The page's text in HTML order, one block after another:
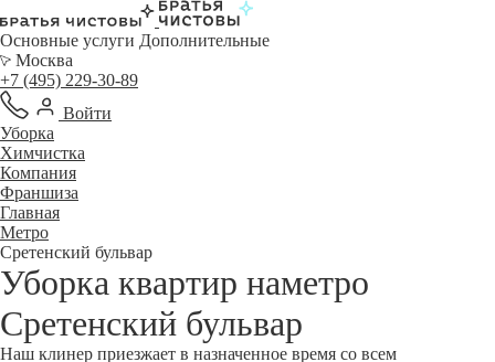
Основные услуги Дополнительные
Москва
+7 (495) 229-30-89
Войти
Уборка
Химчистка
Компания
Франшиза
Главная
Метро
Сретенский бульвар
Уборка квартир наметро
Сретенский бульвар
Наш клинер приезжает в назначенное время со всем